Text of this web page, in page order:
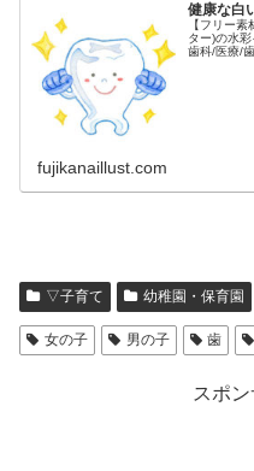
健康な白
【フリー
ター)の水
歯科/医療/
fujikanaillust.com
▽子育て 幼稚園・保育園
女の子 男の子 歯
スポ